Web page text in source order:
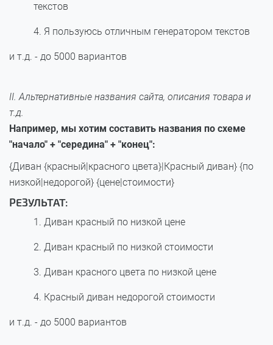
текстов
Я пользуюсь отличным генератором текстов
и т.д. - до 5000 вариантов
II. Альтернативные названия сайта, описания товара и
т.д.
Например, мы хотим составить названия по схеме
"начало" + "середина" + "конец":
{Диван {красный|красного цвета}|Красный диван} {по
низкой|недорогой} {цене|стоимости}
РЕЗУЛЬТАТ:
Диван красный по низкой цене
Диван красный по низкой стоимости
Диван красного цвета по низкой цене
Красный диван недорогой стоимости
и т.д. - до 5000 вариантов